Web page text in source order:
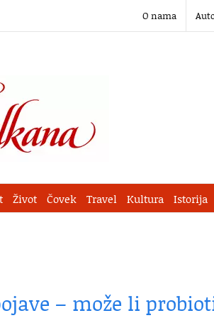
O nama
Život Čovek Travel Kultura Istorija
– može li